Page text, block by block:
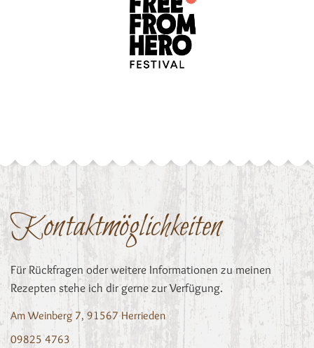
Kontaktmöglichkeiten
Für Rückfragen oder weitere Informationen zu meinen
Rezepten stehe ich dir gerne zur Verfügung.
Am Weinberg 7, 91567 Herrieden
09825 4763